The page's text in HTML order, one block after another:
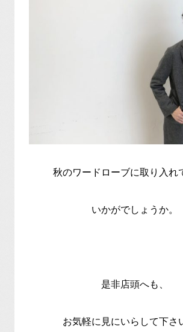
秋のワードローブに取り入れ
いかがでしょうか。
是非店頭へも、
お気軽に見にいらして下さ